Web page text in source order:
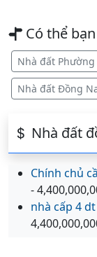
Có thể
Nhà đất
Nhà đất Đồng
Nhà đất
Chính chủ
-
nhà cấp 4